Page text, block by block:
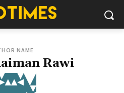
NAME
Rawi